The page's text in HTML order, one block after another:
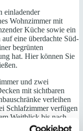
einladender
Wohnzimmer mit
Küche sowie ein
eine überdachte Süd-
begrünten
hat. Hier können Sie
und zwei
mit sichtbaren
verleihen
Schlafzimmer verfügen
Weitblick bis nach